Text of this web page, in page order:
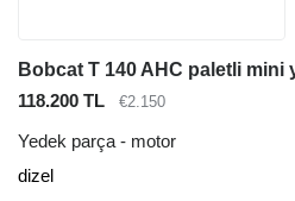
118.200 TL €2.150
Yedek parça - motor
dizel